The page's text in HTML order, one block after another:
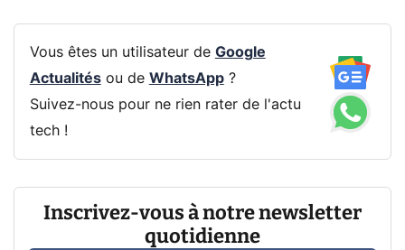
Vous êtes un utilisateur de Google
Actualitésou de WhatsApp?
Suivez-nous pour ne rien rater de l'actu
tech !
Inscrivez-vous à notre newsletter
quotidienne